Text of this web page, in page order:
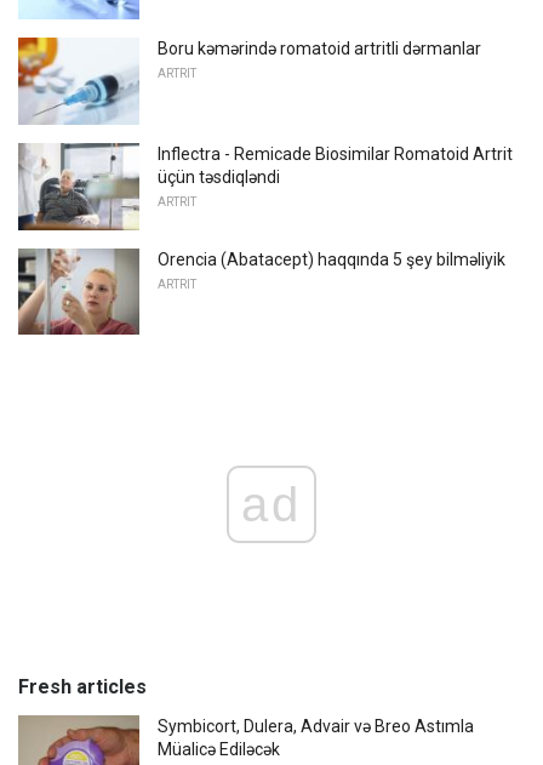
Boru kəmərində romatoid artritli dərmanlar
ARTRIT
Inflectra - Remicade Biosimilar Romatoid Artrit
üçün təsdiqləndi
ARTRIT
Orencia (Abatacept) haqqında 5 şey bilməliyik
ARTRIT
ad
Fresh articles
Symbicort, Dulera, Advair və Breo Astımla
Müalicə Ediləcək